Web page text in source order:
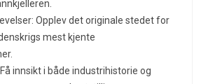
Opplev det originale stedet for
mest kjente
innsikt i både industrihistorie og